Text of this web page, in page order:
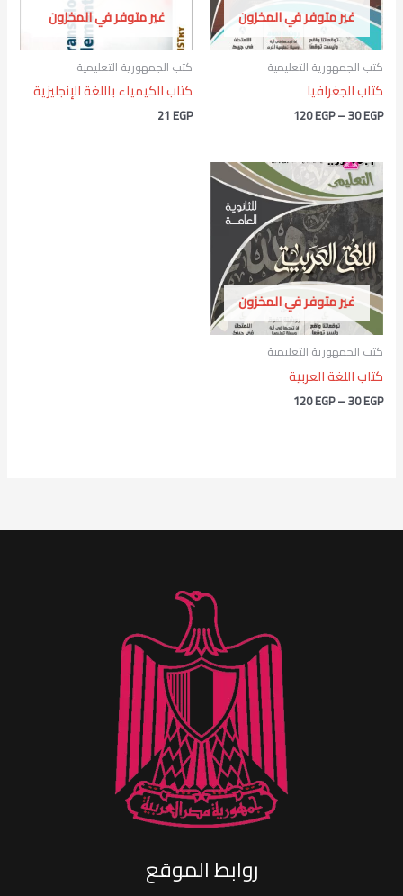
غير متوفر في المخزون
كتب الجمهورية التعليمية
كتاب الجغرافيا
30EGP
–
120EGP
غير متوفر في المخزون
كتب الجمهورية التعليمية
كتاب الكيمياء باللغة الإنجليزية
21EGP
غير متوفر في المخزون
كتب الجمهورية التعليمية
كتاب اللغة العربية
30EGP
–
120EGP
نطاق
السعر:
من
خلال
⁦120 EGP⁩
روابط الموقع